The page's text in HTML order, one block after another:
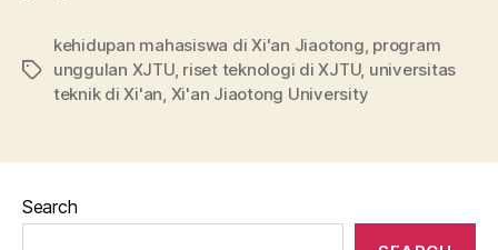
Tags
kehidupan mahasiswa di Xi'an Jiaotong program
unggulan XJTU, riset teknologi di XJTU, universitas
teknik di Xi'an Xi'an Jiaotong University
Search